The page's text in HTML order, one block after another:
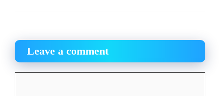
Leave a comment